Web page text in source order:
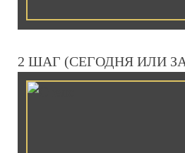
2 ШАГ (СЕГОДНЯ ИЛИ